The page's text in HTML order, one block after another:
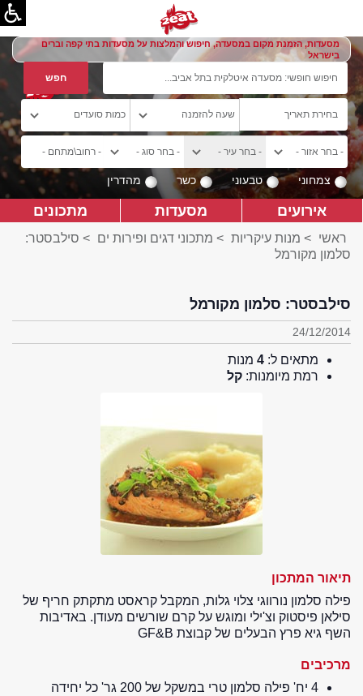
מסעדות, הזמנת מקום במסעדה, חיפוש והמלצות על מסעדות בתי קפה וברים
בישראל
צמחוני טבעוני כשר מהדרין
אירועים מסעדות מתכונים
ראשי > מנות עיקריות > מתכוני דגים ופירות ים > סילבסטר:
סלמון מקורמל
סילבסטר: סלמון מקורמל
24/12/2014
מתאים ל: 4 מנות
רמת מיומנות: קל
תיאור המתכון
פילה סלמון נורווגי צלוי גלות, המקבל קראסט מתקתק חריף של
סילאן פיסטוק וצ'ילי ומוגש על קרם שורשים מעודן. באדיבות
השף גיא פרץ הבעלים של קבוצת GF&B
מרכיבים
4 יח' פילה סלמון טרי במשקל של 200 גר' כל יחידה